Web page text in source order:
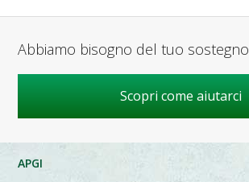
Abbiamo bisogno del tuo sostegno
Scopri come aiutarci
APGI